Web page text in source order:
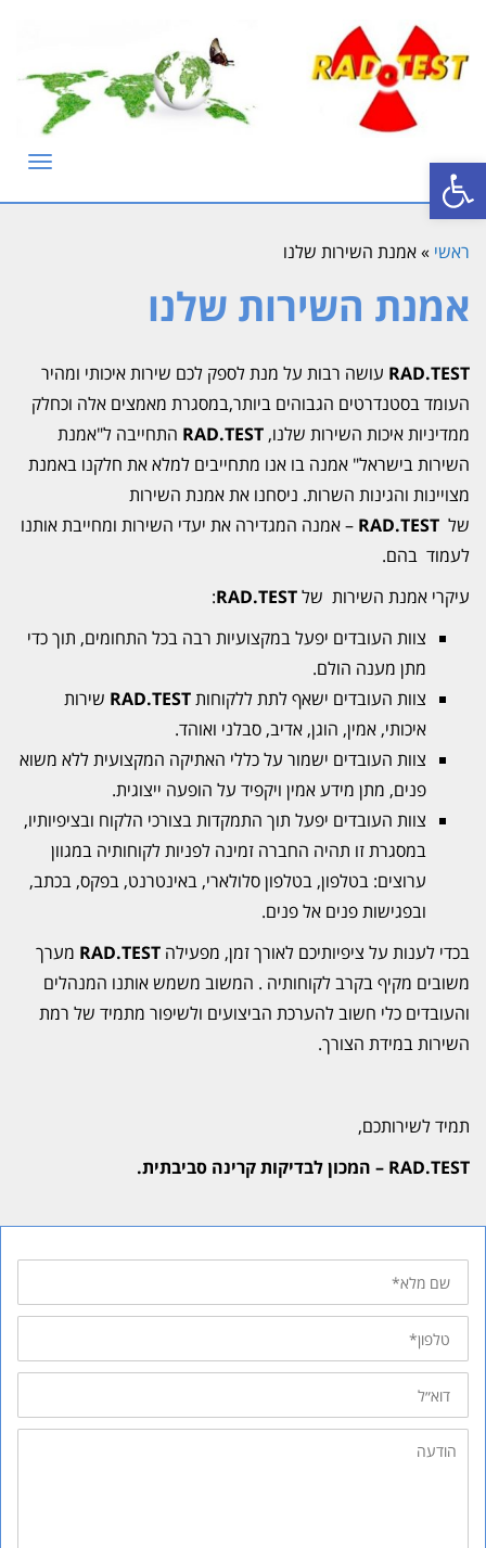
פתח סרגל נגישות
ראשי »אמנת השירות שלנו
אמנת השירות שלנו
RAD.TEST עושה רבות על מנת לספק לכם שירות איכותי ומהיר
העומד בסטנדרטים הגבוהים ביותר,במסגרת מאמצים אלה וכחלק
ממדיניות איכות השירות שלנו, RAD.TEST התחייבה ל"אמנת
השירות בישראל" אמנה בו אנו מתחייבים למלא את חלקנו באמנת
מצויינות והגינות השרות. ניסחנו את אמנת השירות
של
– אמנה המגדירה את יעדי השירות ומחייבת אותנו
לעמוד בהם.
עיקרי אמנת השירות שלRAD.TEST
:
צוות העובדים יפעל במקצועיות רבה בכל התחומים, תוך כדי
מתן מענה הולם.
צוות העובדים ישאף לתת ללקוחותRAD.TEST שירות
איכותי, אמין, הוגן, אדיב, סבלני ואוהד.
צוות העובדים ישמור על כללי האתיקה המקצועית ללא משוא
פנים, מתן מידע אמין ויקפיד על הופעה ייצוגית.
צוות העובדים יפעל תוך התמקדות בצורכי הלקוח ובציפיותיו,
במסגרת זו תהיה החברה זמינה לפניות לקוחותיה במגוון
ערוצים: בטלפון, בטלפון סלולארי, באינטרנט, בפקס, בכתב,
ובפגישות פנים אל פנים.
בכדי לענות על ציפיותיכם לאורך זמן, מפעילה RAD.TEST מערך
משובים מקיף בקרב לקוחותיה . המשוב משמש אותנו המנהלים
והעובדים כלי חשוב להערכת הביצועים ולשיפור מתמיד של רמת
השירות במידת הצורך.
תמיד לשירותכם,
RAD.TEST – המכון לבדיקות קרינה סביבתית.
שם
מלא
טלפון
דוא״ל
הודעה